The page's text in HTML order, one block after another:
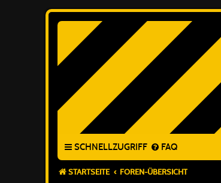
SCHNELLZUGRIFF FAQ
STARTSEITE FOREN-ÜBERSICHT